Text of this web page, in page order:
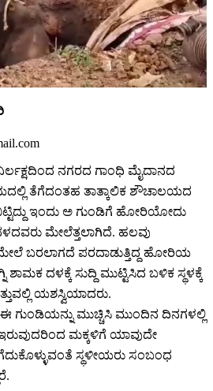
ನಗರದ ಗಾಂಧಿ ಮೈದಾನದ
ತೆಗೆದಂತಹ ತಾತ್ಕಾಲಿಕ ಶೌಚಾಲಯದ
ಇಂದು ಅ ಗುಂಡಿಗೆ ಹೋರಿಯೋದು
ಮೇಲೆತ್ತಲಾಗಿದೆ. ಹಲವು
ಬರಲಾಗದೆ ಪರದಾಡುತ್ತಿದ್ದ ಹೋರಿಯ
ಶಾಮಕ ದಳಕ್ಕೆ ಸುದ್ದಿ ಮುಟ್ಟಿಸಿದ ಬಳಿಕ ಸ್ಥಳಕ್ಕೆ
ಯಶಸ್ವಿಯಾದರು.
ಗುಂಡಿಯನ್ನು ಮುಚ್ಚಿಸಿ ಮುಂದಿನ ದಿನಗಳಲ್ಲಿ
ಮಕ್ಕಳಿಗೆ ಯಾವುದೇ
ಸ್ಥಳೀಯರು ಸಂಬಂಧ